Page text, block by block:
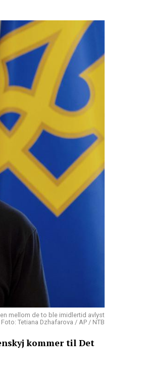
mellom de to ble imidlertid avlyst
Tetiana Dzhafarova / AP / NTB
kommer til Det